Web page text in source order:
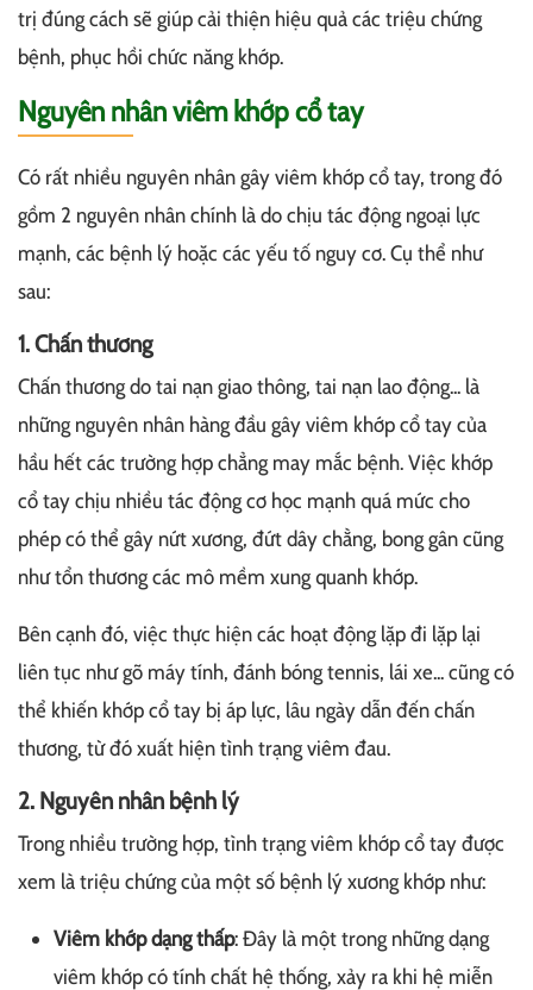
trị đúng cách sẽ giúp cải thiện hiệu quả các triệu chứng
bệnh, phục hồi chức năng khớp.
Nguyên nhân viêm khớp cổ tay
Có rất nhiều nguyên nhân gây viêm khớp cổ tay, trong đó
gồm 2 nguyên nhân chính là do chịu tác động ngoại lực
mạnh, các bệnh lý hoặc các yếu tố nguy cơ. Cụ thể như
sau:
1. Chấn thương
Chấn thương do tai nạn giao thông, tai nạn lao động... là
những nguyên nhân hàng đầu gây viêm khớp cổ tay của
hầu hết các trường hợp chẳng may mắc bệnh. Việc khớp
cổ tay chịu nhiều tác động cơ học mạnh quá mức cho
phép có thể gây nứt xương, đứt dây chằng, bong gân cũng
như tổn thương các mô mềm xung quanh khớp.
Bên cạnh đó, việc thực hiện các hoạt động lặp đi lặp lại
liên tục như gõ máy tính, đánh bóng tennis, lái xe... cũng có
thể khiến khớp cổ tay bị áp lực, lâu ngày dẫn đến chấn
thương, từ đó xuất hiện tình trạng viêm đau.
2. Nguyên nhân bệnh lý
Trong nhiều trường hợp, tình trạng viêm khớp cổ tay được
xem là triệu chứng của một số bệnh lý xương khớp như:
Viêm khớp dạng thấp: Đây là một trong những dạng
viêm khớp có tính chất hệ thống, xảy ra khi hệ miễn